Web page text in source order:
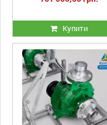
2000л/хв
Купити